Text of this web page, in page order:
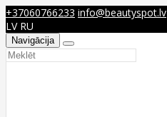
+37060766233 info@beautyspot.lv
LV RU
Navigācija